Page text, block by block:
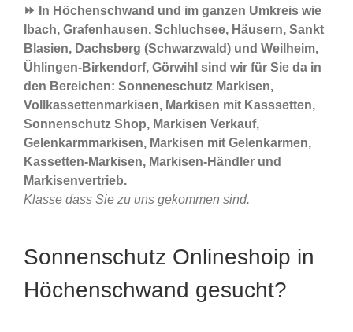
⏩ In Höchenschwand und im ganzen Umkreis wie
Ibach, Grafenhausen, Schluchsee, Häusern, Sankt
Blasien, Dachsberg (Schwarzwald) und Weilheim,
Ühlingen-Birkendorf, Görwihl sind wir für Sie da in
den Bereichen: Sonneneschutz Markisen,
Vollkassettenmarkisen, Markisen mit Kasssetten,
Sonnenschutz Shop, Markisen Verkauf,
Gelenkarmmarkisen, Markisen mit Gelenkarmen,
Kassetten-Markisen, Markisen-Händler und
Markisenvertrieb.
Klasse dass Sie zu uns gekommen sind.
Sonnenschutz Onlineshoip in
Höchenschwand gesucht?